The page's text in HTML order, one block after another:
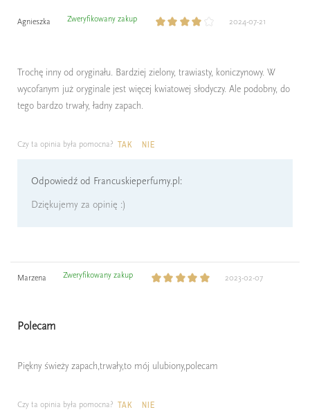
Agnieszka Zweryfikowany zakup 2024-07-21
Trochę inny od oryginału. Bardziej zielony, trawiasty, koniczynowy. W
wycofanym już oryginale jest więcej kwiatowej słodyczy. Ale podobny, do
tego bardzo trwały, ładny zapach.
Czy ta opinia była pomocna? TAK NIE
Odpowiedź od Francuskieperfumy.pl:
Dziękujemy za opinię :)
Marzena Zweryfikowany zakup 2023-02-07
Polecam
Piękny świeży zapach,trwały,to mój ulubiony,polecam
Czy ta opinia była pomocna? TAK NIE